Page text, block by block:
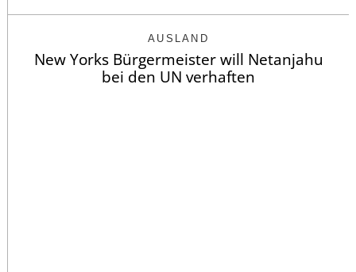
AUSLAND
New Yorks Bürgermeister will Netanjahu
bei den UN verhaften